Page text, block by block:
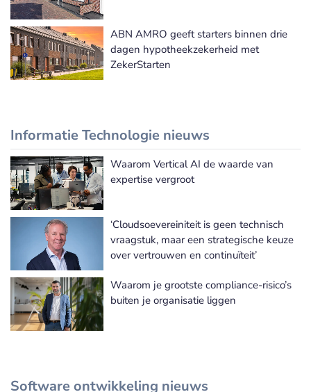
ABN AMRO geeft starters binnen drie
dagen hypotheekzekerheid met
ZekerStarten
Informatie Technologie nieuws
Meer Informatie Technologie nieuws
Waarom Vertical AI de waarde van
expertise vergroot
‘Cloudsoevereiniteit is geen technisch
vraagstuk, maar een strategische keuze
over vertrouwen en continuïteit’
Waarom je grootste compliance-risico’s
buiten je organisatie liggen
Software ontwikkeling nieuws